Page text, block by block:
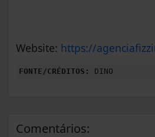
Website: https://
FONTE/CRÉDITOS: DINO
Comentários: